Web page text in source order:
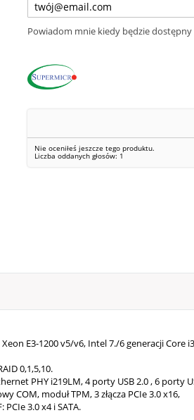
Powiadom mnie kiedy będzie dostępny
Nie oceniłeś jeszcze tego produktu.
Liczba oddanych głosów: 1
E3-1200 v5/v6, Intel 7./6 generacji
0,1,5,10.
PHY i219LM, 4 porty USB 2.0 , 6 porty
COM, moduł TPM, 3 złącza PCIe 3.0 x16,
PCIe 3.0 x4 i SATA.